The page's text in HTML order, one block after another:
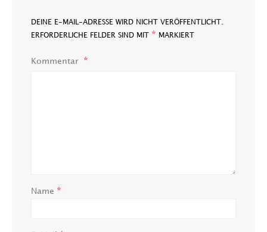
DEINE E-MAIL-ADRESSE WIRD NICHT VERÖFFENTLICHT.
ERFORDERLICHE FELDER SIND MIT * MARKIERT
Kommentar
Name *